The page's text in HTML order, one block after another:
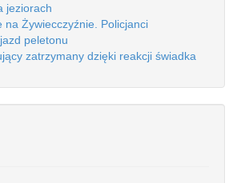
jeziorach
na Żywiecczyźnie. Policjanci
peletonu
zatrzymany dzięki reakcji świadka